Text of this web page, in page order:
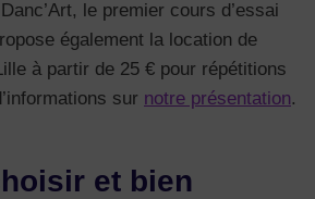
le premier cours d’essai
également la location de
à partir de 25 € pour répétitions
sur notre présentation.
et bien